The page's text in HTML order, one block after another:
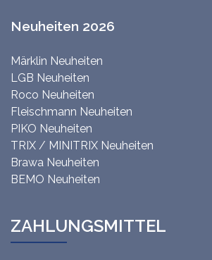
Neuheiten 2026
Märklin Neuheiten
LGB Neuheiten
Roco Neuheiten
Fleischmann Neuheiten
PIKO Neuheiten
TRIX / MINITRIX Neuheiten
Brawa Neuheiten
BEMO Neuheiten
ZAHLUNGSMITTEL